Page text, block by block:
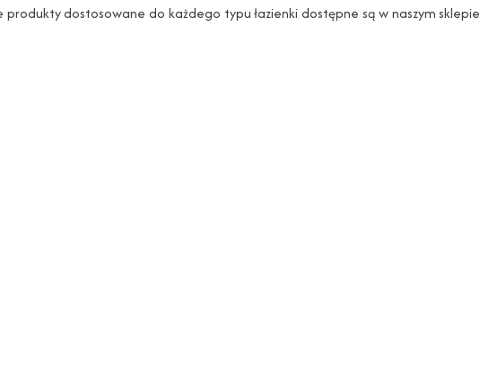
dostosowane do każdego typu łazienki dostępne są w naszym sklepie